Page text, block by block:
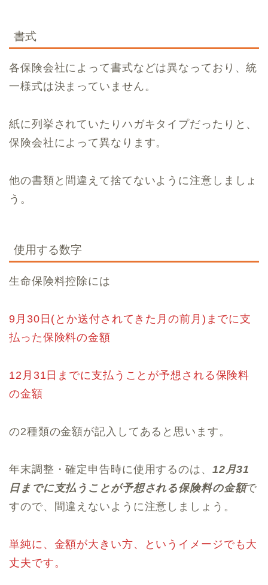
書式
各保険会社によって書式などは異なっており、統
一様式は決まっていません。
紙に列挙されていたりハガキタイプだったりと、
保険会社によって異なります。
他の書類と間違えて捨てないように注意しましょ
う。
使用する数字
生命保険料控除には
9月30日(とか送付されてきた月の前月)までに支
払った保険料の金額
12月31日までに支払うことが予想される保険料
の金額
の2種類の金額が記入してあると思います。
年末調整・確定申告時に使用するのは、 12月31
日までに支払うことが予想される保険料の金額で
すので、間違えないように注意しましょう。
単純に、金額が大きい方、というイメージでも大
丈夫です。